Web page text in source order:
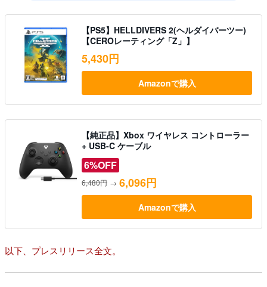
【PS5】HELLDIVERS 2(ヘルダイバーツー)
【CEROレーティング「Z」】
5,430円
Amazonで購入
【純正品】Xbox ワイヤレス コントローラー
+ USB-C ケーブル
6%OFF
6,480円 → 6,096円
Amazonで購入
以下、プレスリリース全文。